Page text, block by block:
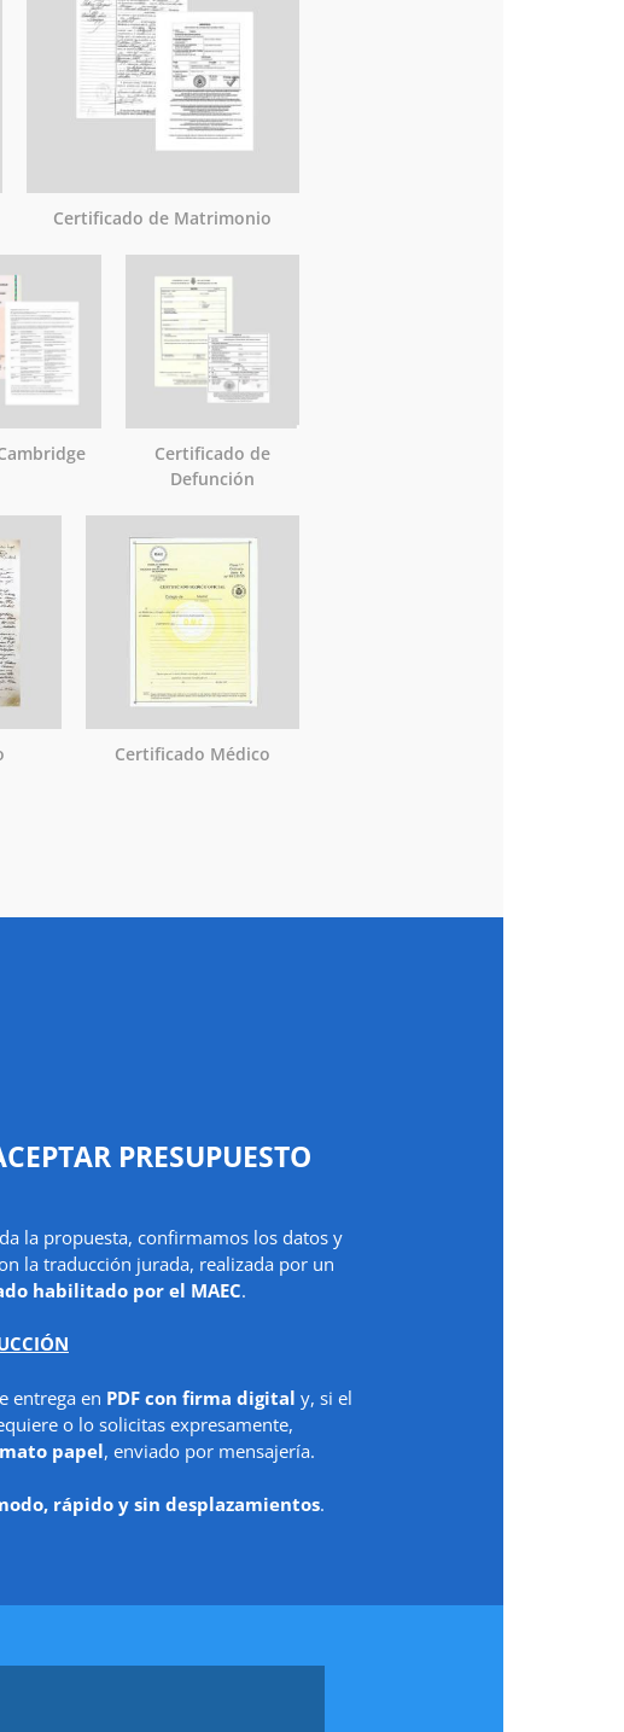
Certificado de Matrimonio
Certificado de
Defunción
Certificado Médico
PRESUPUESTO
la propuesta, confirmamos los datos y
la traducción jurada, realizada por un
habilitado por el MAEC.
entrega en PDF con firma digital y, si el
o lo solicitas expresamente,
papel, enviado por mensajería.
rápido y sin desplazamientos.